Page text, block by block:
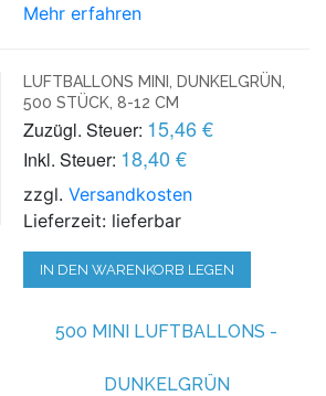
Mehr erfahren
LUFTBALLONS MINI, DUNKELGRÜN,
500 STÜCK, 8-12 CM
Zuzügl. Steuer: 15,46 €
Inkl. Steuer: 18,40 €
zzgl.Versandkosten
Lieferzeit: lieferbar
IN DEN WARENKORB LEGEN
500 MINI LUFTBALLONS -
DUNKELGRÜN